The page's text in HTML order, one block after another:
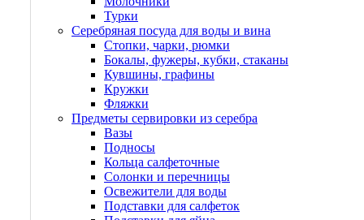
Турки
Серебряная посуда для воды и вина
Стопки, чарки, рюмки
Бокалы, фужеры, кубки, стаканы
Кувшины, графины
Кружки
Фляжки
Предметы сервировки из серебра
Вазы
Подносы
Кольца салфеточные
Солонки и перечницы
Освежители для воды
Подставки для салфеток